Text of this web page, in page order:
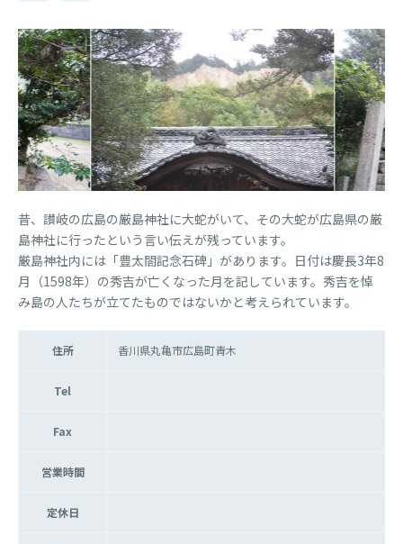
昔、讃岐の広島の厳島神社に大蛇がいて、その大蛇が広島県の厳
島神社に行ったという言い伝えが残っています。
厳島神社内には「豊太閤記念石碑」があります。日付は慶長3年8
月（1598年）の秀吉が亡くなった月を記しています。秀吉を悼
み島の人たちが立てたものではないかと考えられています。
住所 香川県丸亀市広島町青木
Tel
Fax
営業時間
定休日